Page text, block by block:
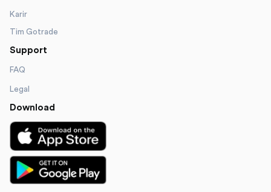
Karir
Tim Gotrade
Support
FAQ
Legal
Download